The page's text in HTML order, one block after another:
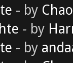
- by
- by
- by